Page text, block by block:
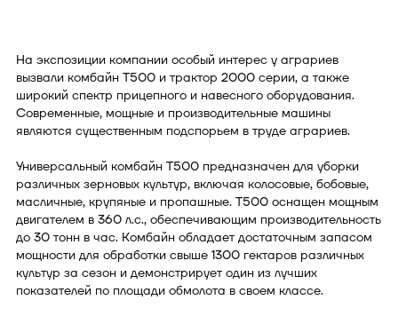
На экспозиции компании особый интерес у аграриев
вызвали комбайн T500 и трактор 2000 серии, а также
широкий спектр прицепного и навесного оборудования.
Современные, мощные и производительные машины
являются существенным подспорьем в труде аграриев.
Универсальный комбайн T500 предназначен для уборки
различных зерновых культур, включая колосовые, бобовые,
масличные, крупяные и пропашные. T500 оснащен мощным
двигателем в 360 л.с., обеспечивающим производительность
до 30 тонн в час. Комбайн обладает достаточным запасом
мощности для обработки свыше 1300 гектаров различных
культур за сезон и демонстрирует один из лучших
показателей по площади обмолота в своем классе.